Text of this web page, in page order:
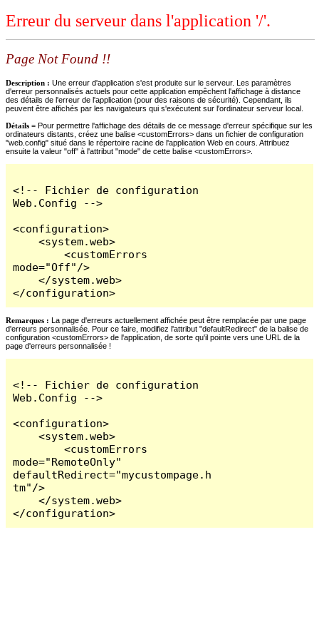
Erreur du serveur dans l'application '/'.
Page Not Found !!
Description : Une erreur d'application s'est produite sur le serveur. Les paramètres
d'erreur personnalisés actuels pour cette application empêchent l'affichage à distance
des détails de l'erreur de l'application (pour des raisons de sécurité). Cependant, ils
peuvent être affichés par les navigateurs qui s'exécutent sur l'ordinateur serveur local.
Détails = Pour permettre l'affichage des détails de ce message d'erreur spécifique sur les
ordinateurs distants, créez une balise <customErrors> dans un fichier de configuration
"web.config" situé dans le répertoire racine de l'application Web en cours. Attribuez
ensuite la valeur "off" à l'attribut "mode" de cette balise <customErrors>.
<!-- Fichier de configuration
Web.Config -->
<configuration>
    <system.web>
        <customErrors
mode="Off"/>
    </system.web>
</configuration>
Remarques : La page d'erreurs actuellement affichée peut être remplacée par une page
d'erreurs personnalisée. Pour ce faire, modifiez l'attribut "defaultRedirect" de la balise de
configuration <customErrors> de l'application, de sorte qu'il pointe vers une URL de la
page d'erreurs personnalisée !
<!-- Fichier de configuration
Web.Config -->
<configuration>
    <system.web>
        <customErrors
mode="RemoteOnly"
defaultRedirect="mycustompage.h
tm"/>
    </system.web>
</configuration>